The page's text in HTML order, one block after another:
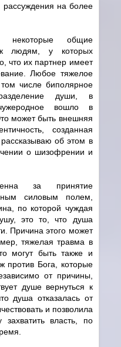
на более
некоторые общие
к людям, у которых
что их партнер имеет
Любое тяжелое
числе биполярное
души, в
вошло в
может быть внешняя
созданная
об этом в
о шизофрении и
за принятие
силовым полем,
по которой чуждая
это то, что душа
Причина этого может
тяжелая травма в
могут быть также и
против Бога, которые
от причины,
душе вернуться к
душа отказалась от
и позволила
захватить власть, по